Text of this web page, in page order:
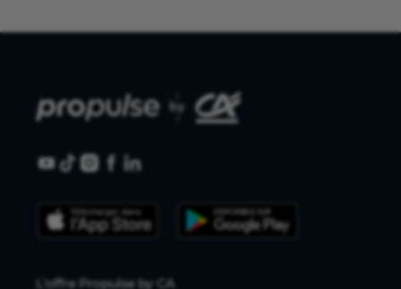
L'offre Propulse by CA